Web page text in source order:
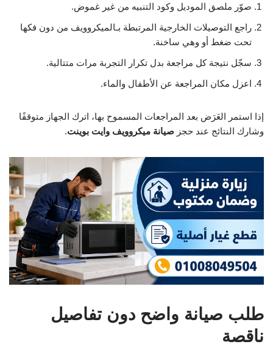
صوّر ملصق الموديل وكود التنبيه من غير غموض.
راجع التوصيلات الخارجية المرتبطة بـالميكروويف من دون فكها
تحت ضغط أو وهي ساخنة.
سجّل نتيجة كل مراجعة بدل تكرار التجربة مرات متتالية.
اعزل مكان المراجعة عن الأطفال والماء.
إذا استمر العَرَض بعد المراجعات المسموح بها، اترك الجهاز متوقفًا
وشارك النتائج عند حجز صيانة ميكروويف وايت بوينت.
طلب صيانة واضح دون تفاصيل
ناقصة